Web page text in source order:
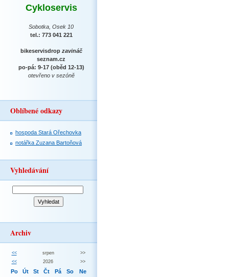
Cykloservis
Sobotka, Osek 10
tel.: 773 041 221
bikeservisdrop zavináč
seznam.cz
po-pá: 9-17 (oběd 12-13)
otevřeno v sezóně
Oblíbené odkazy
hospoda Stará Ořechovka
notářka Zuzana Bartoňová
Vyhledávání
Archiv
<< srpen
>>
<<
2026 >>
Po Út St Čt Pá So Ne